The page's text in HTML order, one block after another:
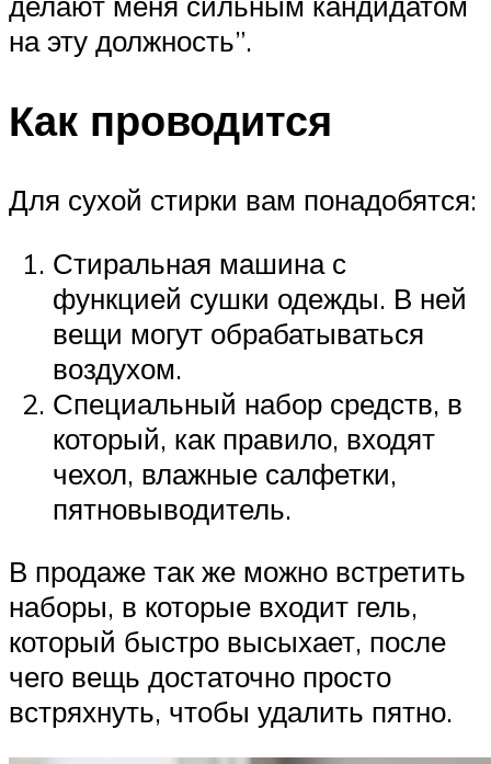
на эту должность”.
Как проводится
Для сухой стирки вам понадобятся:
Стиральная машина с
функцией сушки одежды. В ней
вещи могут обрабатываться
воздухом.
Специальный набор средств, в
который, как правило, входят
чехол, влажные салфетки,
пятновыводитель.
В продаже так же можно встретить
наборы, в которые входит гель,
который быстро высыхает, после
чего вещь достаточно просто
встряхнуть, чтобы удалить пятно.